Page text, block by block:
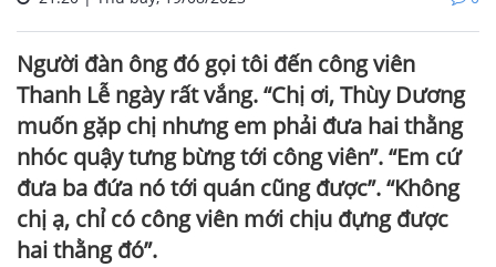
Người đàn ông đó gọi tôi đến công viên
Thanh Lễ ngày rất vắng. “Chị ơi, Thùy Dương
muốn gặp chị nhưng em phải đưa hai thằng
nhóc quậy tưng bừng tới công viên”. “Em cứ
đưa ba đứa nó tới quán cũng được”. “Không
chị ạ, chỉ có công viên mới chịu đựng được
hai thằng đó”.